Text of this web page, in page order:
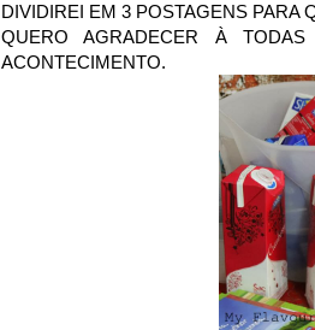
DIVIDIREI EM 3 POSTAGENS PARA
QUERO AGRADECER À
ACONTECIMENTO.